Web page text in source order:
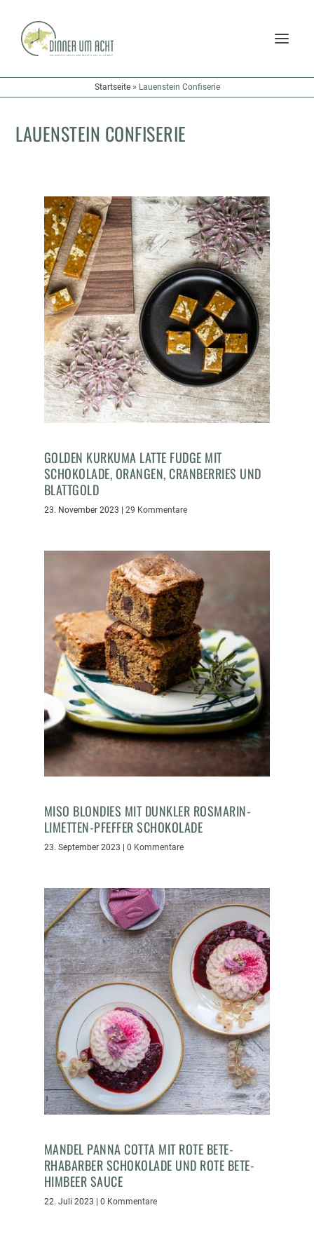
Startseite» Lauenstein Confiserie
LAUENSTEIN CONFISERIE
GOLDEN KURKUMA LATTE FUDGE MIT
SCHOKOLADE, ORANGEN, CRANBERRIES UND
BLATTGOLD
23. November 2023 | 29 Kommentare
MISO BLONDIES MIT DUNKLER ROSMARIN-
LIMETTEN-PFEFFER SCHOKOLADE
23. September 2023 0 Kommentare
MANDEL PANNA COTTA MIT ROTE BETE-
RHABARBER SCHOKOLADE UND ROTE BETE-
HIMBEER SAUCE
22. Juli 2023 | 0 Kommentare